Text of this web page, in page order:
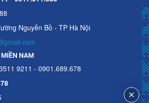
Nguyễn Bồ - TP Hà Nội
NAM
9211 - 0901.689.678